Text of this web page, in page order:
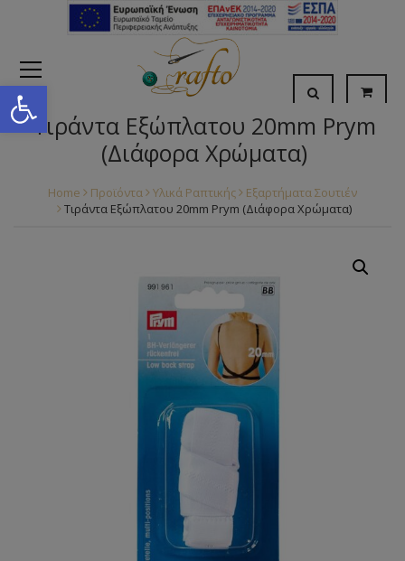
Open toolbar
Τιράντα Εξώπλατου 20mm Prym
(Διάφορα Χρώματα)
Home Προϊόντα Υλικά Ραπτικής
Εξαρτήματα Σουτιέν
Τιράντα Εξώπλατου 20mm Prym (Διάφορα Χρώματα)